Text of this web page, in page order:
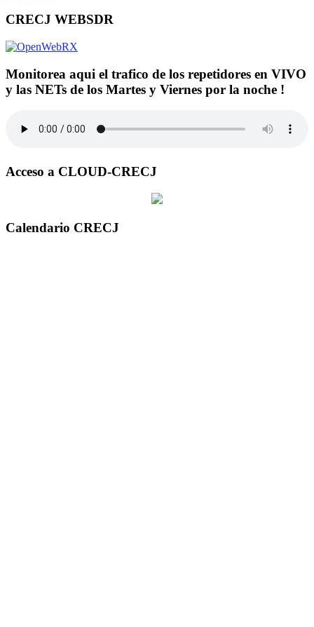
CRECJ WEBSDR
Monitorea aqui el trafico de los repetidores en VIVO
y las NETs de los Martes y Viernes por la noche !
Acceso a CLOUD-CRECJ
Calendario CRECJ